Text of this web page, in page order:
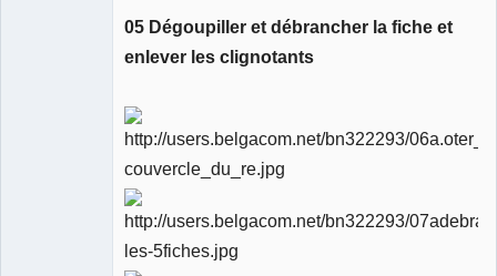
05 Dégoupiller et débrancher la fiche et
enlever les clignotants